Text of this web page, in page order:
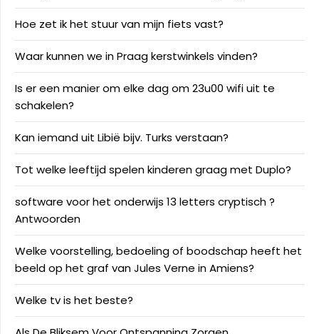
Hoe zet ik het stuur van mijn fiets vast?
Waar kunnen we in Praag kerstwinkels vinden?
Is er een manier om elke dag om 23u00 wifi uit te
schakelen?
Kan iemand uit Libië bijv. Turks verstaan?
Tot welke leeftijd spelen kinderen graag met Duplo?
software voor het onderwijs 13 letters cryptisch ?
Antwoorden
Welke voorstelling, bedoeling of boodschap heeft het
beeld op het graf van Jules Verne in Amiens?
Welke tv is het beste?